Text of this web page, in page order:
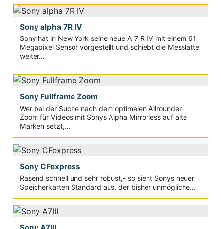
Sony alpha 7R IV
Sony hat in New York seine neue A 7 R IV mit einem 61
Megapixel Sensor vorgestellt und schiebt die Messlatte
weiter...
Sony Fullframe Zoom
Wer bei der Suche nach dem optimalen Allrounder-
Zoom für Videos mit Sonys Alpha Mirrorless auf alte
Marken setzt,...
Sony CFexpress
Rasend schnell und sehr robust,- so sieht Sonys neuer
Speicherkarten Standard aus, der bisher unmögliche...